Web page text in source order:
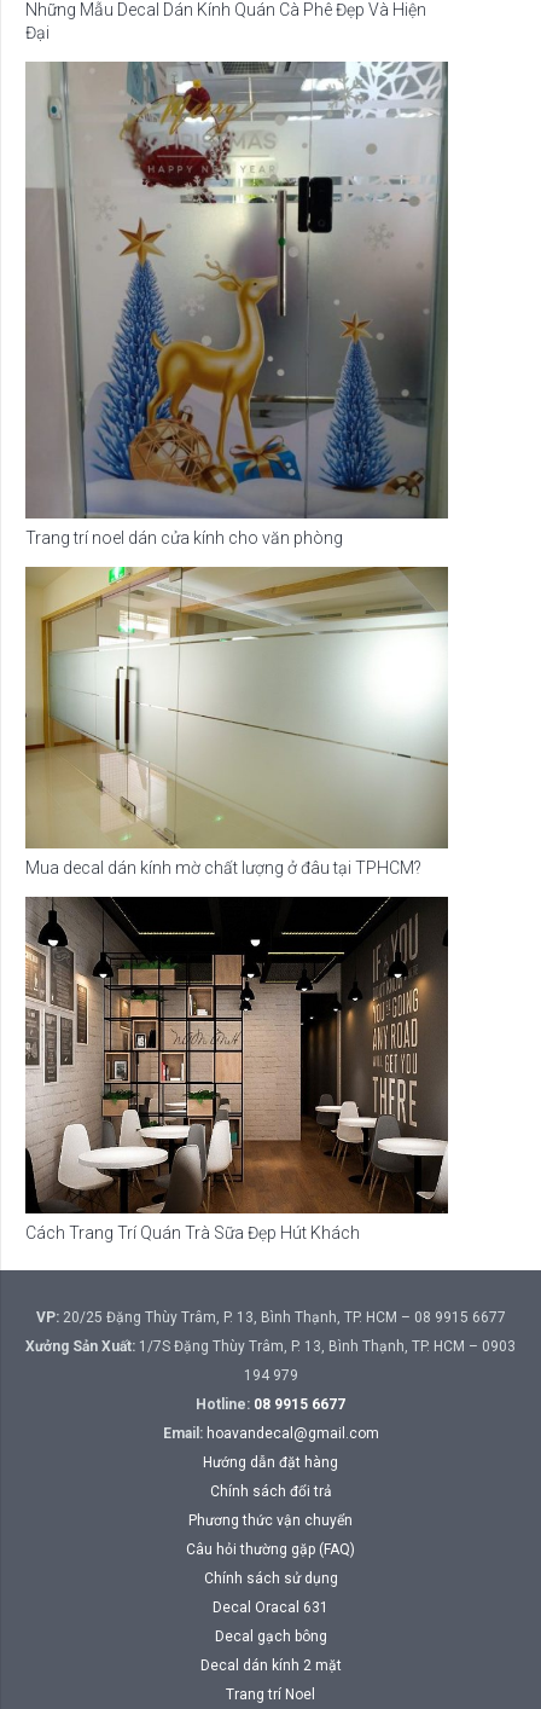
Những Mẫu Decal Dán Kính Quán Cà Phê Đẹp Và Hiện
Đại
Trang trí noel dán cửa kính cho văn phòng
Mua decal dán kính mờ chất lượng ở đâu tại TPHCM?
Cách Trang Trí Quán Trà Sữa Đẹp Hút Khách
VP:20/25 Đặng Thùy Trâm, P. 13, Bình Thạnh, TP. HCM – 08 9915 6677
Xưởng Sản Xuất: 1/7S Đặng Thùy Trâm, P. 13, Bình Thạnh, TP. HCM – 0903
194 979
Hotline: 08 9915 6677
Email: hoavandecal@gmail.com
Hướng dẫn đặt hàng
Chính sách đổi trả
Phương thức vận chuyển
Câu hỏi thường gặp (FAQ)
Chính sách sử dụng
Decal Oracal 631
Decal gạch bông
Decal dán kính 2 mặt
Trang trí Noel